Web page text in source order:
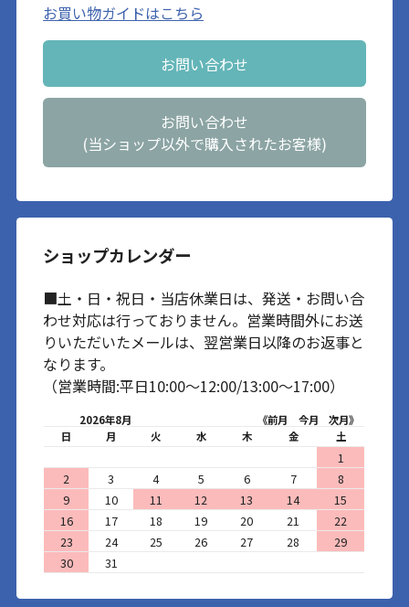
お買い物ガイドはこちら
お問い合わせ
お問い合わせ
(当ショップ以外で購入されたお客様)
ショップカレンダー
■土・日・祝日・当店休業日は、発送・お問い合
わせ対応は行っておりません。営業時間外にお送
りいただいたメールは、翌営業日以降のお返事と
なります。
（営業時間:平日10:00～12:00/13:00～17:00）
2026年8月 《前月 今月
次月》
日
月 火 水 木 金 土
1
2
3 4 5 6 7
8
9
10 11 12 13 14
15
16
17 18 19 20 21
22
23
24 25 26 27 28
29
30
31